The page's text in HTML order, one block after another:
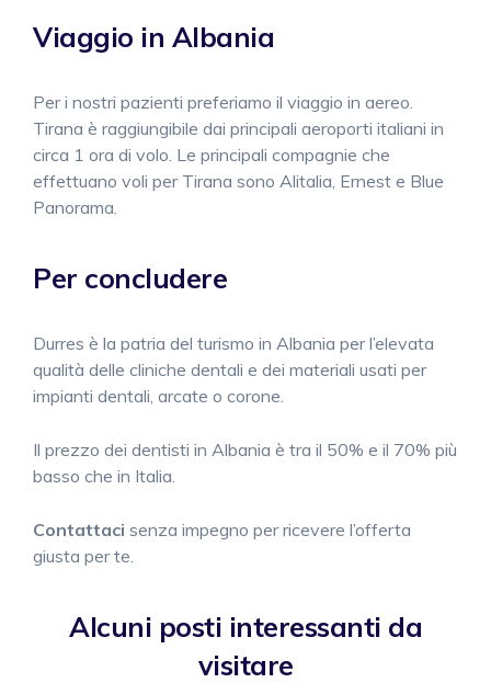
Viaggio in Albania
Per i nostri pazienti preferiamo il viaggio in aereo.
Tirana è raggiungibile dai principali aeroporti italiani in
circa 1 ora di volo. Le principali compagnie che
effettuano voli per Tirana sono Alitalia, Ernest e Blue
Panorama.
Per concludere
Durres è la patria del turismo in Albania per l’elevata
qualità delle cliniche dentali e dei materiali usati per
impianti dentali, arcate o corone.
Il prezzo dei dentisti in Albania è tra il 50% e il 70% più
basso che in Italia.
Contattaci senza impegno per ricevere l’offerta
giusta per te.
Alcuni posti interessanti da
visitare